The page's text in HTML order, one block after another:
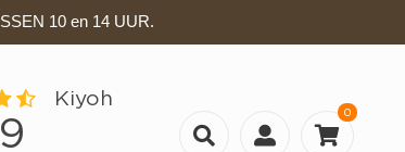
10 en 14 UUR.
0